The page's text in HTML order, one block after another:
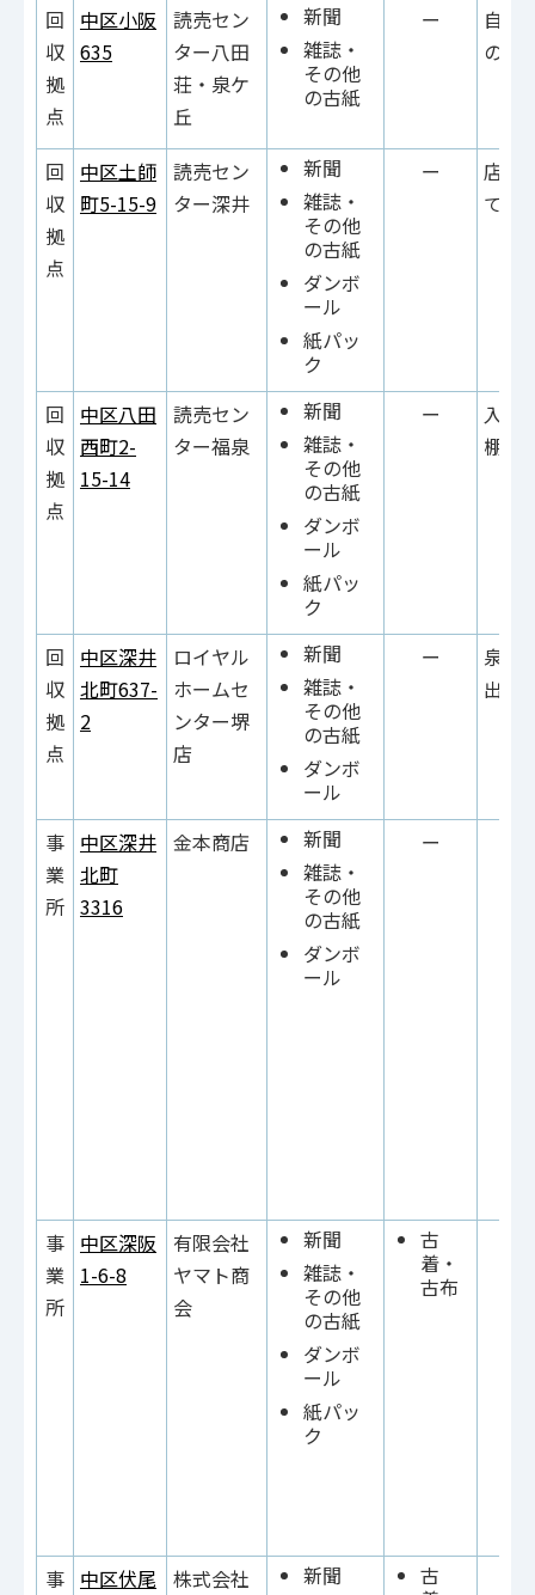
回
収
拠
点
中区小阪
635
読売セン
ター八田
荘・泉ケ
丘
新聞
雑誌・
その他
の古紙
ー
自動
の横
回
収
拠
点
中区土師
町5-15-9
読売セン
ター深井
新聞
雑誌・
その他
の古紙
ダンボ
ール
紙パッ
ク
ー
店舗
て右
回
収
拠
点
中区八田
西町2-
15-14
読売セン
ター福泉
新聞
雑誌・
その他
の古紙
ダンボ
ール
紙パッ
ク
ー
入口
棚の
回
収
拠
点
中区深井
北町637-
2
ロイヤル
ホームセ
ンター堺
店
新聞
雑誌・
その他
の古紙
ダンボ
ール
ー
泉北
出入
事
業
所
中区深井
北町
3316
金本商店
新聞
雑誌・
その他
の古紙
ダンボ
ール
ー
事
業
所
中区深阪
1-6-8
有限会社
ヤマト商
会
新聞
雑誌・
その他
の古紙
ダンボ
ール
紙パッ
ク
古
着・
古布
事 中区伏尾 株式会社
新聞
古